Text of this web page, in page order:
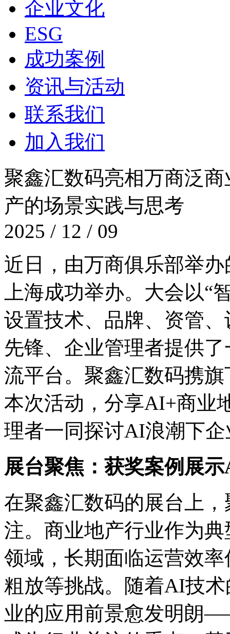
企业文化
ESG
成功案例
资讯与活动
联系我们
加入我们
聚鑫汇数码亮相万商泛商
产的场景实践与思考
2025 / 12 / 09
近日，由万商俱乐部
上海成功举办。大会以“
设置技术、品牌、资管
先锋、企业管理者提供
流平台。聚鑫汇数码携
本次活动，分享AI+商业
理者一同探讨AI浪潮下
展台聚焦：获奖案例展
在聚鑫汇数码的展台上
注。商业地产行业作为
领域，长期面临运营效率
粗放等挑战。随着AI技术
业的应用前景愈发明朗——